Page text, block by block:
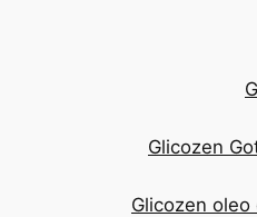
Glicozen
Glicozen oleo